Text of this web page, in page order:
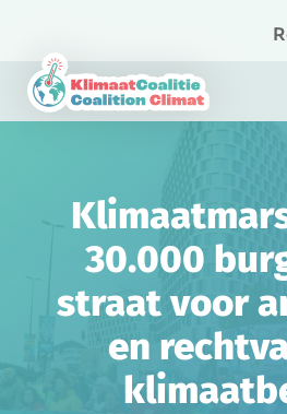
30.000
straat voor
en